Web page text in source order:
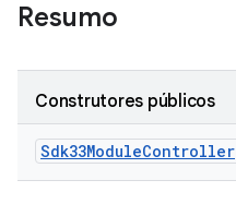
Resumo
Construtores públicos
Sdk33ModuleController